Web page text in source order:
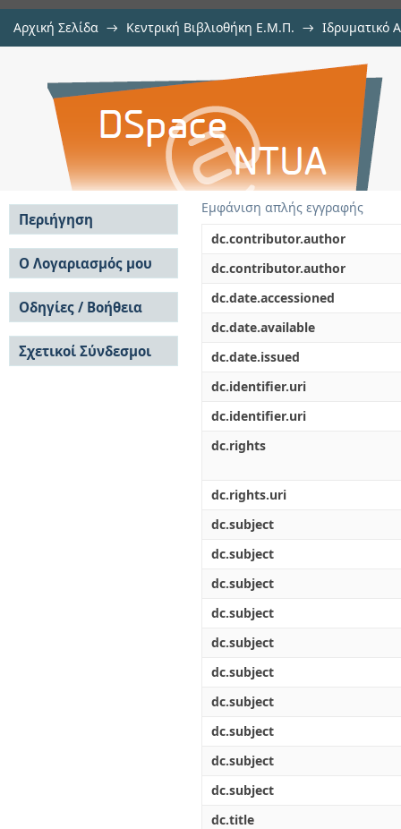
Αρχική Σελίδα → Κεντρική Βιβλιοθήκη Ε.Μ.Π. → Ιδρυματικό
Ανίχνευση εγκεφαλικών όγκων
Εμφάνιση απλής εγγραφής
dc.contributor.author
dc.contributor.author
dc.date.accessioned
dc.date.available
dc.date.issued
dc.identifier.uri
dc.identifier.uri
dc.rights
dc.rights.uri
dc.subject
dc.subject
dc.subject
dc.subject
dc.subject
dc.subject
dc.subject
dc.subject
dc.subject
dc.subject
dc.title
Περιήγηση
Σε όλο το DSpace
Κοινότητες & Συλλογές
Ανά Ημερομηνία
Έκδοσης
Συγγραφείς
Τίτλοι
Θέματα
Ο Λογαριασμός μου
Σύνδεση
Εγγραφή
Οδηγίες / Βοήθεια
Οδηγίες Υποβολής
Οδηγίες Χρήσης ΙΑ
Συχνές Ερωτήσεις
Σχετικοί Σύνδεσμοι